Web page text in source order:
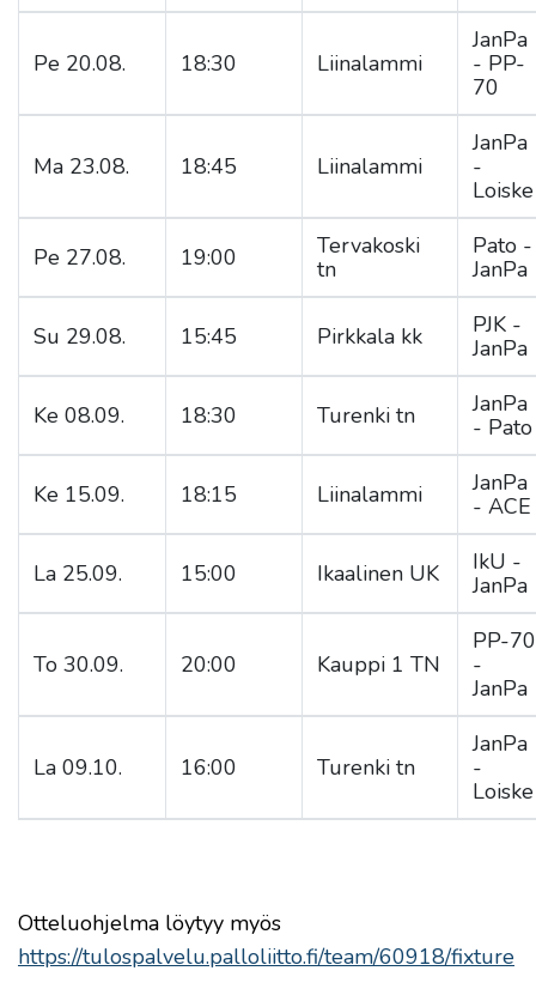
Pe 20.08. 18:30 Liinalammi
JanPa
- PP-
70
Ma 23.08. 18:45 Liinalammi
JanPa
-
Loiske
Pe 27.08. 19:00
Tervakoski
tn
Pato -
JanPa
Su 29.08. 15:45 Pirkkala kk
PJK -
JanPa
Ke 08.09. 18:30 Turenki tn
JanPa
- Pato
Ke 15.09. 18:15 Liinalammi
JanPa
- ACE
La 25.09. 15:00 Ikaalinen UK
IkU -
JanPa
To 30.09. 20:00 Kauppi 1 TN
PP-70
-
JanPa
La 09.10. 16:00 Turenki tn
JanPa
-
Loiske
Otteluohjelma löytyy myös
https://tulospalvelu.palloliitto.fi/team/60918/fixture